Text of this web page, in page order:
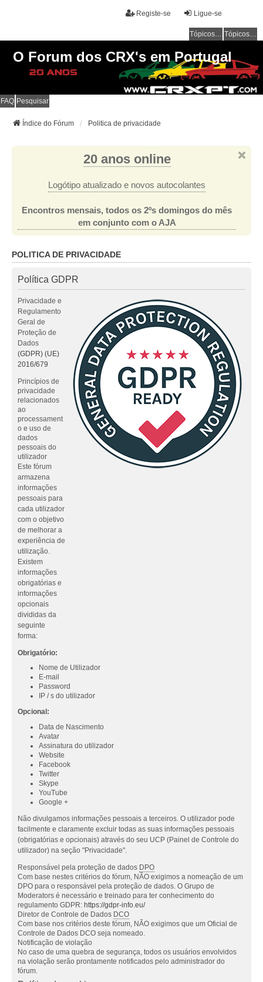
Ligue-se
Registe-se
Tópicos sem resposta Tópicos ativos
O Forum dos CRX's em Portugal
FAQ Pesquisar
Índice do Fórum Politica de privacidade
20 anos online
Logótipo atualizado e novos autocolantes
Encontros mensais, todos os 2ºs domingos do mês
em conjunto com o AJA
POLITICA DE PRIVACIDADE
Política GDPR
Privacidade e
Regulamento
Geral de
Proteção de
Dados
(GDPR) (UE)
2016/679
Princípios de
privacidade
relacionados
ao
processament
o e uso de
dados
pessoais do
utilizador
Este fórum
armazena
informações
pessoais para
cada utilizador
com o objetivo
de melhorar a
experiência de
utilização.
Existem
informações
obrigatórias e
informações
opcionais
divididas da
seguinte
forma:
Obrigatório:
Nome de Utilizador
E-mail
Password
IP / s do utilizador
Opcional:
Data de Nascimento
Avatar
Assinatura do utilizador
Website
Facebook
Twitter
Skype
YouTube
Google +
Não divulgamos informações pessoais a terceiros. O utilizador pode
facilmente e claramente excluir todas as suas informações pessoais
(obrigatórias e opcionais) através do seu UCP (Painel de Controle do
utilizador) na seção "Privacidade".
Responsável pela proteção de dados DPO
Com base nestes critérios do fórum, NÃO exigimos a nomeação de um
DPO para o responsável pela proteção de dados. O Grupo de
Moderators é necessário e treinado para ter conhecimento do
regulamento GDPR: https://gdpr-info.eu/
Diretor de Controle de Dados DCO
Com base nos critérios deste fórum, NÃO exigimos que um Oficial de
Controle de Dados DCO seja nomeado.
Notificação de violação
No caso de uma quebra de segurança, todos os usuários envolvidos
na violação serão prontamente notificados pelo administrador do
fórum.